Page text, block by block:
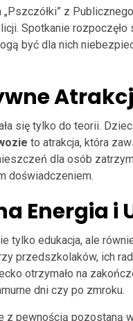
„Pszczółki” z
Spotkanie
być dla nich
się tylko do teorii.
to atrakcja, która
dla osób
doświadczeniem.
Energia i
tylko edukacja, ale
przedszkolaków, ich
otrzymało na
dni czy po zmroku.
z pewnością pozostaną